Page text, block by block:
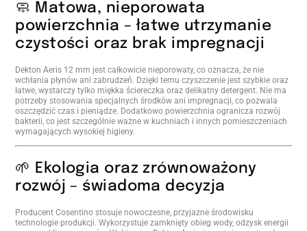
🧼 Matowa, nieporowata
powierzchnia – łatwe utrzymanie
czystości oraz brak impregnacji
Dekton Aeris 12 mm jest całkowicie nieporowaty, co oznacza, że nie
wchłania płynów ani zabrudzeń. Dzięki temu czyszczenie jest szybkie oraz
łatwe, wystarczy tylko miękka ściereczka oraz delikatny detergent. Nie ma
potrzeby stosowania specjalnych środków ani impregnacji, co pozwala
oszczędzić czas i pieniądze. Dodatkowo powierzchnia ogranicza rozwój
bakterii, co jest szczególnie ważne w kuchniach i innych pomieszczeniach
wymagających wysokiej higieny.
🌱 Ekologia oraz zrównoważony
rozwój – świadoma decyzja
Producent Cosentino stosuje nowoczesne, przyjazne środowisku
technologie produkcji. Wykorzystuje zamknięty obieg wody, odzysk energii